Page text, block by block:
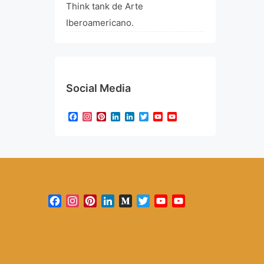
Think tank de Arte
Iberoamericano.
Social Media
Facebook
Instagram
Pinterest
LinkedIn
LinkedIn
TwitterYouTube
Facebook
Instagram
PinterestLinkedInMediumTwitterYouTube